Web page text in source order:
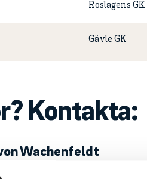
Roslagens
Gävle GK
Kontakta:
Wachenfeldt
och tävling